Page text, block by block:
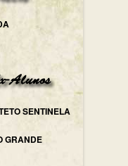
SENTINELA
GRANDE